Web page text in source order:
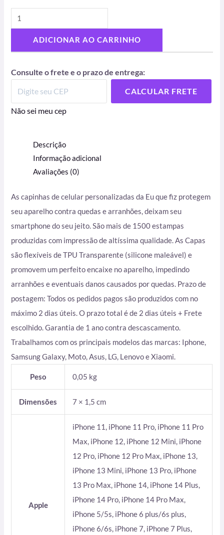
ADICIONAR AO CARRINHO
Consulte o frete e o prazo de entrega:
CALCULAR FRETE
Não sei meu cep
Descrição
Informação adicional
Avaliações (0)
As capinhas de celular personalizadas da Eu que fiz protegem
seu aparelho contra quedas e arranhões, deixam seu
smartphone do seu jeito. São mais de 1500 estampas
produzidas com impressão de altíssima qualidade. As Capas
são flexíveis de TPU Transparente (silicone maleável) e
promovem um perfeito encaixe no aparelho, impedindo
arranhões e eventuais danos causados por quedas. Prazo de
postagem: Todos os pedidos pagos são produzidos com no
máximo 2 dias úteis. O prazo total é de 2 dias úteis + Frete
escolhido. Garantia de 1 ano contra descascamento.
Trabalhamos com os principais modelos das marcas: Iphone,
Samsung Galaxy, Moto, Asus, LG, Lenovo e Xiaomi.
Peso 0,05 kg
Dimensões 7 × 1,5 cm
Apple
iPhone 11, iPhone 11 Pro, iPhone 11 Pro
Max, iPhone 12, iPhone 12 Mini, iPhone
12 Pro, iPhone 12 Pro Max, iPhone 13,
iPhone 13 Mini, iPhone 13 Pro, iPhone
13 Pro Max, iPhone 14, iPhone 14 Plus,
iPhone 14 Pro, iPhone 14 Pro Max,
iPhone 5/5s, iPhone 6 plus/6s plus,
iPhone 6/6s, iPhone 7, iPhone 7 Plus,